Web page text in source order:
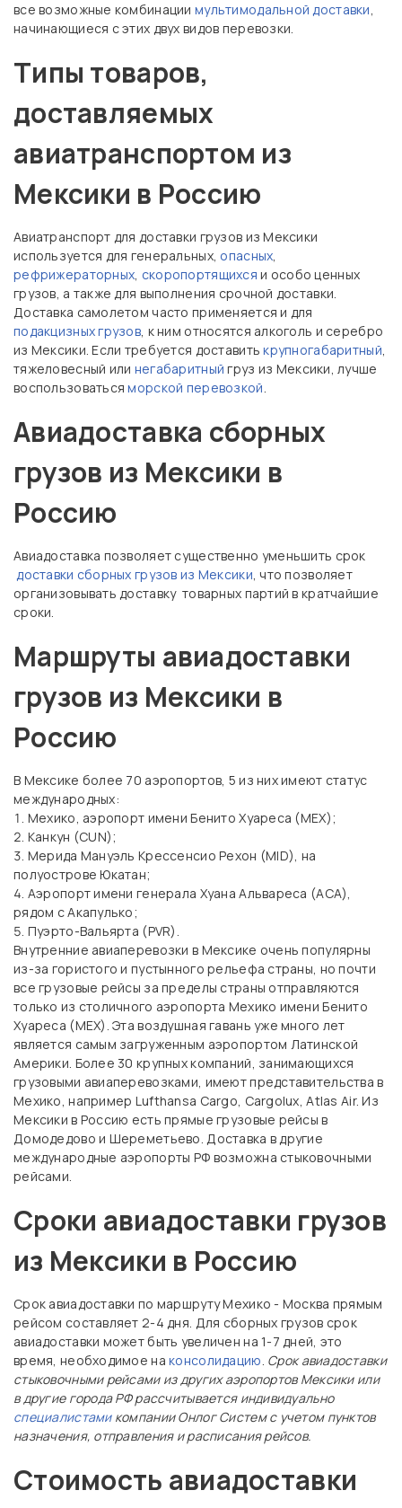
все возможные комбинации мультимодальной доставки,
начинающиеся с этих двух видов перевозки.
Типы товаров,
доставляемых
авиатранспортом из
Мексики в Россию
Авиатранспорт для доставки грузов из Мексики
используется для генеральных, опасных,
рефрижераторных, скоропортящихся и особо ценных
грузов, а также для выполнения срочной доставки.
Доставка самолетом часто применяется и для
подакцизных грузов, к ним относятся алкоголь и серебро
из Мексики. Если требуется доставитькрупногабаритный,
тяжеловесный или негабаритный груз из Мексики, лучше
воспользоватьсяморской перевозкой.
Авиадоставка сборных
грузов из Мексики в
Россию
Авиадоставка позволяет существенно уменьшить срок
доставки сборных грузов из Мексики, что позволяет
организовывать доставку товарных партий в кратчайшие
сроки.
Маршруты авиадоставки
грузов из Мексики в
Россию
В Мексике более 70 аэропортов, 5 из них имеют статус
международных:
Мехико, аэропорт имени Бенито Хуареса (MEX);
Канкун (CUN);
Мерида Мануэль Крессенсио Рехон (MID), на
полуострове Юкатан;
Аэропорт имени генерала Хуана Альвареса (ACA),
рядом с Акапулько;
Пуэрто-Вальярта (PVR).
Внутренние авиаперевозки в Мексике очень популярны
из-за гористого и пустынного рельефа страны, но почти
все грузовые рейсы за пределы страны отправляются
только из столичного аэропорта Мехико имени Бенито
Хуареса (MEX). Эта воздушная гавань уже много лет
является самым загруженным аэропортом Латинской
Америки. Более 30 крупных компаний, занимающихся
грузовыми авиаперевозками, имеют представительства в
Мехико, например Lufthansa Cargo, Cargolux, Atlas Air. Из
Мексики в Россию есть прямые грузовые рейсы в
Домодедово и Шереметьево. Доставка в другие
международные аэропорты РФ возможна стыковочными
рейсами.
Сроки авиадоставки грузов
из Мексики в Россию
Срок авиадоставки по маршруту Мехико - Москва прямым
рейсом составляет 2-4 дня. Для сборных грузов срок
авиадоставки может быть увеличен на 1-7 дней, это
время, необходимое наконсолидацию. Срок авиадоставки
стыковочными рейсами из других аэропортов Мексики или
в другие города РФ рассчитывается индивидуально
специалистамикомпании Онлог Систем с учетом пунктов
назначения, отправления и расписания рейсов.
Стоимость авиадоставки